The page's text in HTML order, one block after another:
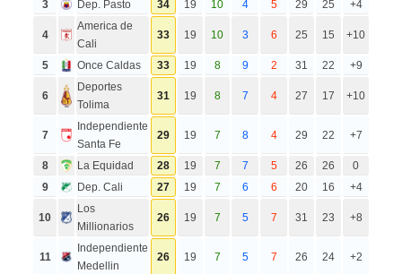
3
Dep. Pasto 34 19 10 4 5 29 25 +4
4
America de
Cali
33 19 10 3 6 25 15 +10
5 Once Caldas 33 19 8 9 2 31 22 +9
6
Deportes
Tolima
31 19 8 7 4 27 17 +10
7
Independiente
Santa Fe
29 19 7 8 4 29 22 +7
8 La Equidad 28 19 7 7 5 26 26
0
9
Dep. Cali 27 19 7 6 6 20 16 +4
10
Los
Millionarios
26 19 7 5 7 31 23 +8
11
Independiente
Medellin
26 19 7 5 7 26 24 +2